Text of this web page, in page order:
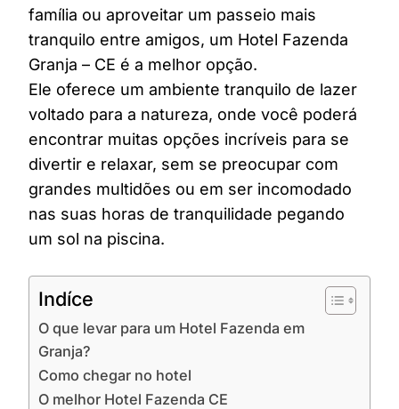
família ou aproveitar um passeio mais
tranquilo entre amigos, um Hotel Fazenda
Granja – CE é a melhor opção.
Ele oferece um ambiente tranquilo de lazer
voltado para a natureza, onde você poderá
encontrar muitas opções incríveis para se
divertir e relaxar, sem se preocupar com
grandes multidões ou em ser incomodado
nas suas horas de tranquilidade pegando
um sol na piscina.
Indíce
O que levar para um Hotel Fazenda em
Granja?
Como chegar no hotel
O melhor Hotel Fazenda CE